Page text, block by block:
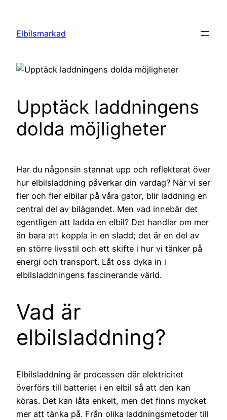
innehåll
Elbilsmarkad
Upptäck laddningens
dolda möjligheter
Har du någonsin stannat upp och reflekterat över
hur elbilsladdning påverkar din vardag? När vi ser
fler och fler elbilar på våra gator, blir laddning en
central del av bilägandet. Men vad innebär det
egentligen att ladda en elbil? Det handlar om mer
än bara att koppla in en sladd; det är en del av
en större livsstil och ett skifte i hur vi tänker på
energi och transport. Låt oss dyka in i
elbilsladdningens fascinerande värld.
Vad är
elbilsladdning?
Elbilsladdning är processen där elektricitet
överförs till batteriet i en elbil så att den kan
köras. Det kan låta enkelt, men det finns mycket
mer att tänka på. Från olika laddningsmetoder till